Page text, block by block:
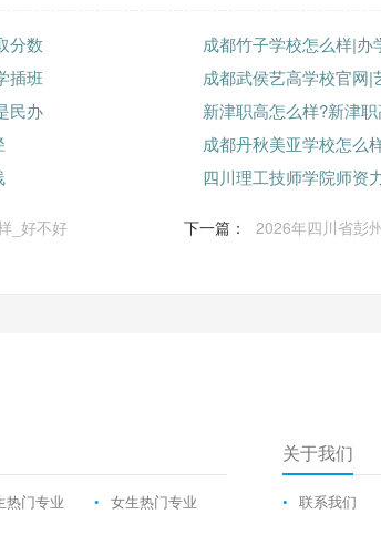
分数
成都竹子学校怎么样|
插班
成都武侯艺高学校官网|
民办
新津职高怎么样?新津
成都丹秋美亚学校怎么
四川理工技师学院师资
_好不好 下一篇： 2026年四川省彭
热门专业 • 女生热门专业
关于我们
• 联系我们